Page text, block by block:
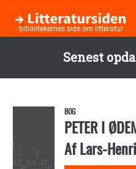
Senest
hovedindhold
- bibliotekernes side om litteratur
BOG
PETER I
AfLars-